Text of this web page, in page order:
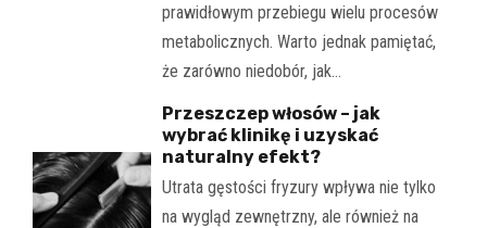
prawidłowym przebiegu wielu procesów
metabolicznych. Warto jednak pamiętać,
że zarówno niedobór, jak…
Przeszczep włosów – jak
wybrać klinikę i uzyskać
naturalny efekt?
Utrata gęstości fryzury wpływa nie tylko
na wygląd zewnętrzny, ale również na